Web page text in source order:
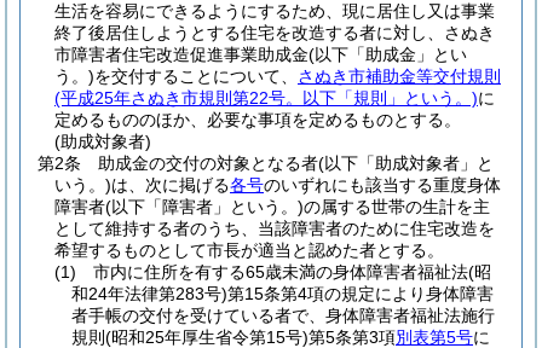
生活を容易にできるようにするため、現に居住し又は事業
終了後居住しようとする住宅を改造する者に対し、さぬき
市障害者住宅改造促進事業助成金(以下「助成金」とい
う。)を交付することについて、 さぬき市補助金等交付規則
(平成25年さぬき市規則第22号。以下「規則」という。)に
定めるもののほか、必要な事項を定めるものとする。
(助成対象者)
第2条
助成金の交付の対象となる者(以下「助成対象者」と
いう。)は、次に掲げる各号のいずれにも該当する重度身体
障害者(以下「障害者」という。)の属する世帯の生計を主
として維持する者のうち、当該障害者のために住宅改造を
希望するものとして市長が適当と認めた者とする。
(1)
市内に住所を有する65歳未満の身体障害者福祉法(昭
和24年法律第283号)第15条第4項の規定により身体障害
者手帳の交付を受けている者で、身体障害者福祉法施行
規則 (昭和25年厚生省令第15号)第5条第3項別表第5号に